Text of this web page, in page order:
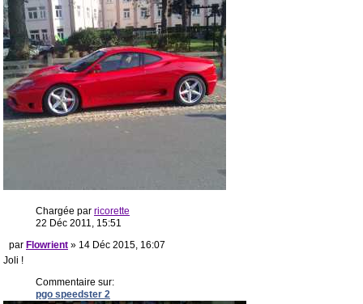
Chargée par ricorette
22 Déc 2011, 15:51
par Flowrient » 14 Déc 2015, 16:07
Joli !
Commentaire sur:
pgo speedster 2